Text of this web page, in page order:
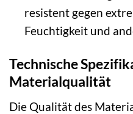
resistent gegen
Feuchtigkeit und
Technische
Materialqualität
Die Qualität des